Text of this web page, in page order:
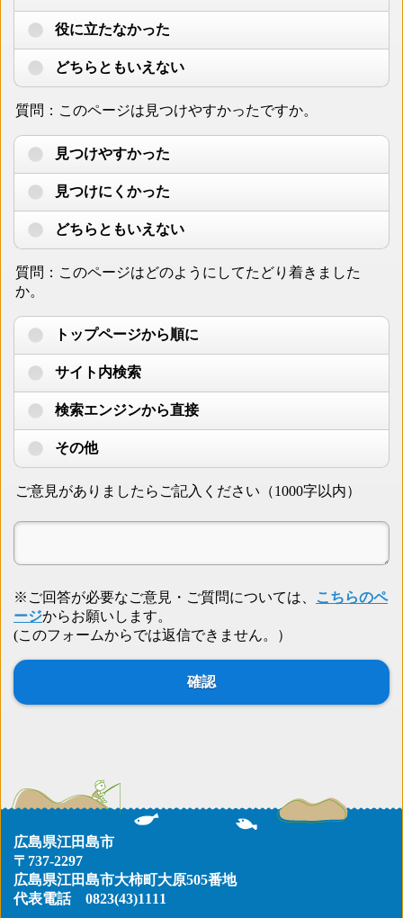
役に立たなかった
どちらともいえない
質問：このページは見つけやすかったですか。
見つけやすかった
見つけにくかった
どちらともいえない
質問：このページはどのようにしてたどり着きました
か。
トップページから順に
サイト内検索
検索エンジンから直接
その他
ご意見がありましたらご記入ください（1000字以内）
※ご回答が必要なご意見・ご質問については、
こちらのペ
ージからお願いします。
(このフォームからでは返信できません。）
広島県江田島市
〒737-2297
広島県江田島市大柿町大原505番地
代表電話 0823(43)1111